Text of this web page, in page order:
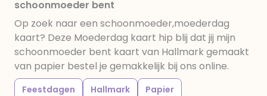
schoonmoeder bent
Op zoek naar een schoonmoeder,moederdag
kaart? Deze Moederdag kaart hip blij dat jij mijn
schoonmoeder bent kaart van Hallmark gemaakt
van papier bestel je gemakkelijk bij ons online.
Feestdagen Hallmark
Papier